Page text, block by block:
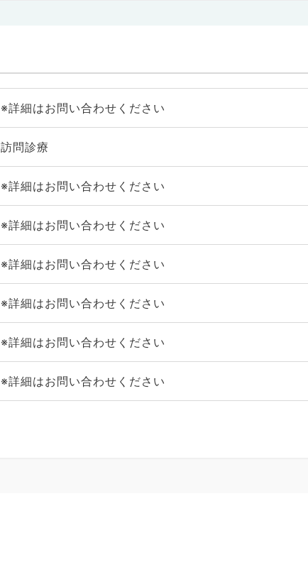
※詳細はお問い合わせください
訪問診療
※詳細はお問い合わせください
※詳細はお問い合わせください
※詳細はお問い合わせください
※詳細はお問い合わせください
※詳細はお問い合わせください
※詳細はお問い合わせください